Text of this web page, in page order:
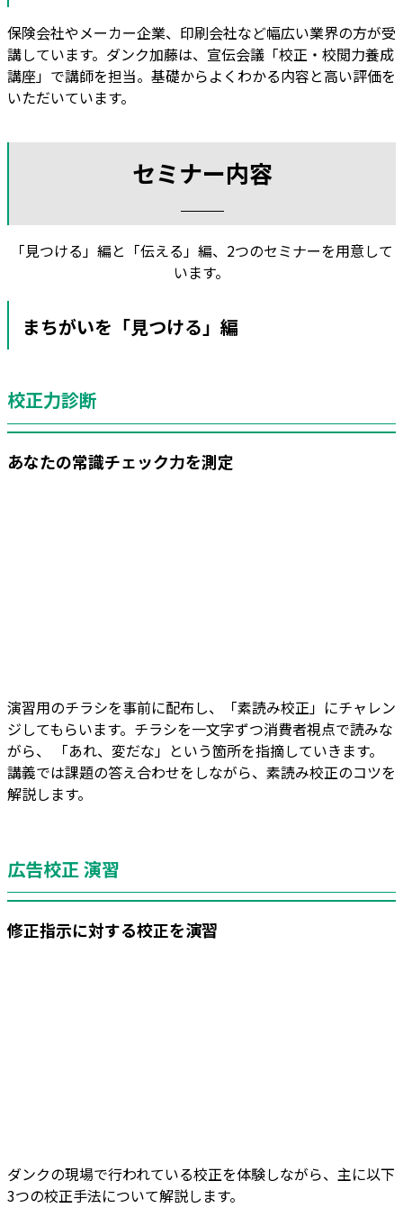
保険会社やメーカー企業、印刷会社など幅広い業界の方が受
講しています。ダンク加藤は、宣伝会議「校正・校閲力養成
講座」で講師を担当。基礎からよくわかる内容と高い評価を
いただいています。
セミナー内容
「見つける」編と「伝える」編、2つのセミナーを用意して
います。
まちがいを「見つける」編
校正力診断
あなたの常識チェック力を測定
演習用のチラシを事前に配布し、「素読み校正」にチャレン
ジしてもらいます。チラシを一文字ずつ消費者視点で読みな
がら、 「あれ、変だな」という箇所を指摘していきます。
講義では課題の答え合わせをしながら、素読み校正のコツを
解説します。
広告校正 演習
修正指示に対する校正を演習
ダンクの現場で行われている校正を体験しながら、主に以下
3つの校正手法について解説します。